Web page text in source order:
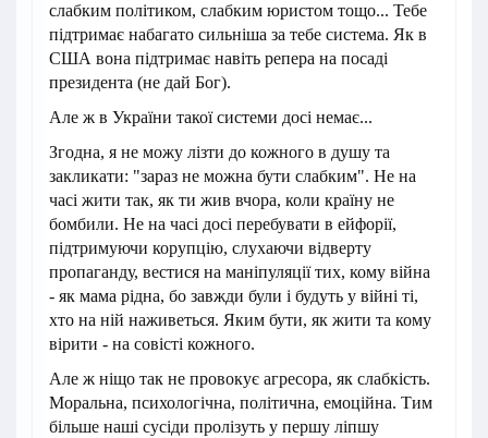
слабким політиком, слабким юристом тощо... Тебе
підтримає набагато сильніша за тебе система. Як в
США вона підтримає навіть репера на посаді
президента (не дай Бог).
Але ж в України такої системи досі немає...
Згодна, я не можу лізти до кожного в душу та
закликати: "зараз не можна бути слабким". Не на
часі жити так, як ти жив вчора, коли країну не
бомбили. Не на часі досі перебувати в ейфорії,
підтримуючи корупцію, слухаючи відверту
пропаганду, вестися на маніпуляції тих, кому війна
- як мама рідна, бо завжди були і будуть у війні ті,
хто на ній наживеться. Яким бути, як жити та кому
вірити - на совісті кожного.
Але ж ніщо так не провокує агресора, як слабкість.
Моральна, психологічна, політична, емоційна. Тим
більше наші сусіди пролізуть у першу ліпшу